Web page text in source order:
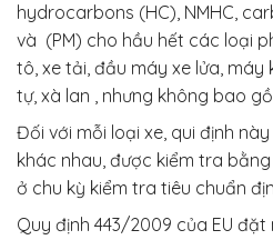
hydrocarbons (HC), NMHC,
và (PM) cho hầu hết các loại
tô, xe tải, đầu máy xe lửa,
tự, xà lan , nhưng không bao
Đối với mỗi loại xe, qui định
khác nhau, được kiểm tra
ở chu kỳ kiểm tra tiêu chuẩn
Quy định 443/2009 của EU